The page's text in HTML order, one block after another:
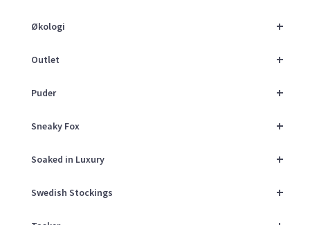
+
Økologi
+
Outlet
+
Puder
+
Sneaky Fox
+
Soaked in Luxury
+
Swedish Stockings